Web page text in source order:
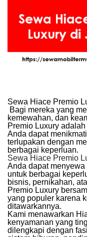
Sewa Hiace Premio
Bagi mereka yang
kemewahan, dan
Premio Luxury
Anda dapat
terlupakan dengan
berbagai keperluan.
Sewa Hiace Premio
Anda dapat
untuk berbagai
bisnis, pernikahan,
Premio Luxury
yang populer karena
ditawarkannya.
Kami menawarkan
kenyamanan yang
dilengkapi dengan